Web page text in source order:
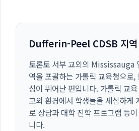
Dufferin-Peel CDSB 지역
토론토 서부 교외의
역을 포괄하는 가톨릭 교육청으로,
성이 뛰어난 편입니다. 가톨릭 교
교외 환경에서 학생들을 세심하게
로 상담과 대학 진학 프로그램 등
니다.